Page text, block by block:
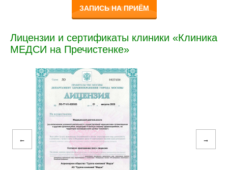
ЗАПИСЬ НА ПРИЁМ
Лицензии и сертификаты клиники «Клиника
МЕДСИ на Пречистенке»
← →